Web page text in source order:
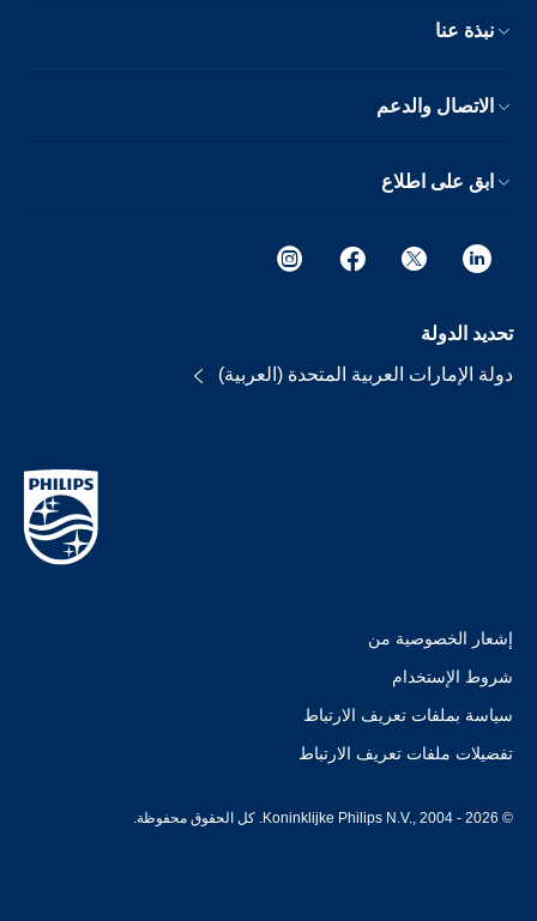
نبذة عنا
الاتصال والدعم
ابق على اطلاع
تحديد الدولة
دولة الإمارات العربية المتحدة (العربية)
إشعار الخصوصية من
شروط الإستخدام
سياسة بملفات تعريف الارتباط
تفضيلات ملفات تعريف الارتباط
© Koninklijke Philips N.V., 2004 - 2026. كل الحقوق محفوظة.